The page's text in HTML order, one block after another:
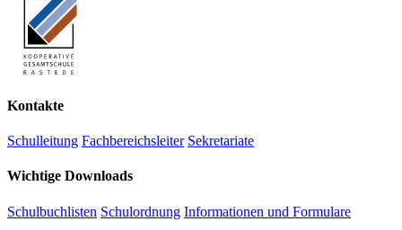
Kontakte
Schulleitung Fachbereichsleiter Sekretariate
Wichtige Downloads
Schulbuchlisten Schulordnung Informationen und Formulare